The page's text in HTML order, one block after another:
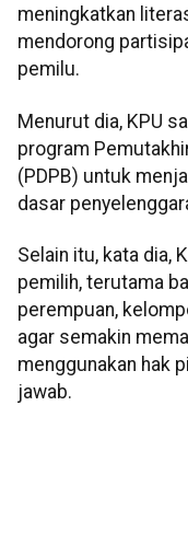
meningkatkan
mendorong
pemilu.
Menurut dia, KPU
program
(PDPB) untuk
dasar
Selain itu, kata dia,
pemilih, terutama
perempuan,
agar semakin
menggunakan hak
jawab.